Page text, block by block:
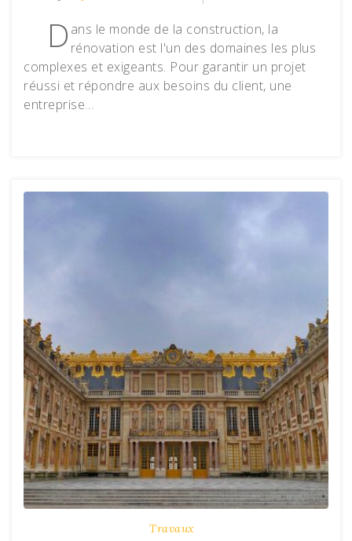
D ans le monde de la construction, la
rénovation est l'un des domaines les plus
complexes et exigeants. Pour garantir un projet
réussi et répondre aux besoins du client, une
entreprise…
Travaux